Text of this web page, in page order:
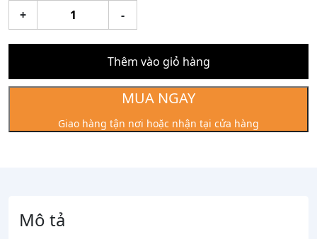
-
Tượng
Bác
Hồ
Tay
Cao
lượng
+
Thêm vào giỏ hàng
MUA NGAY
Giao hàng tận nơi hoặc nhận tại cửa hàng
Mô tả